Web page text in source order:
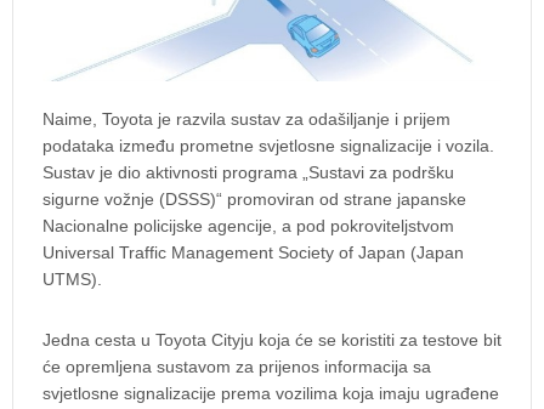
Naime, Toyota je razvila sustav za odašiljanje i prijem
podataka između prometne svjetlosne signalizacije i vozila.
Sustav je dio aktivnosti programa „Sustavi za podršku
sigurne vožnje (DSSS)“ promoviran od strane japanske
Nacionalne policijske agencije, a pod pokroviteljstvom
Universal Traffic Management Society of Japan (Japan
UTMS).
Jedna cesta u Toyota Cityju koja će se koristiti za testove bit
će opremljena sustavom za prijenos informacija sa
svjetlosne signalizacije prema vozilima koja imaju ugrađene